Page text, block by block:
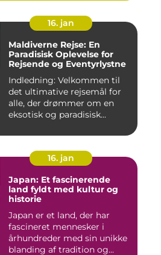
16. jan
Maldiverne Rejse: En
Paradisisk Oplevelse for
Rejsende og Eventyrlystne
Indledning: Velkommen til
det ultimative rejsemål for
alle, der drømmer om en
eksotisk og paradisisk...
16. jan
Japan: Et fascinerende
land fyldt med kultur og
historie
Japan er et land, der har
fascineret mennesker i
århundreder med sin unikke
blanding af tradition og...